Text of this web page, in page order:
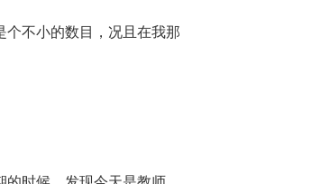
个不小的数目，况且在我那